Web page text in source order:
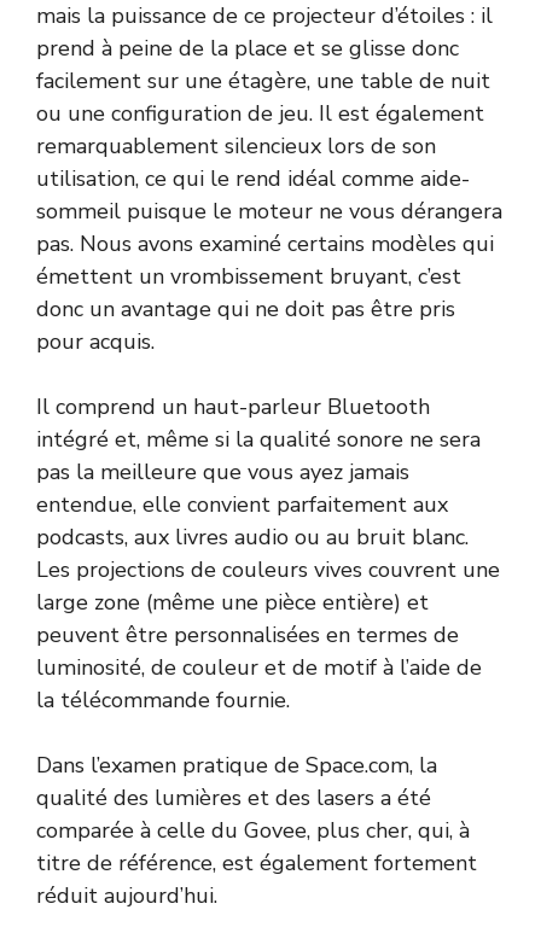
mais la puissance de ce projecteur d’étoiles : il
prend à peine de la place et se glisse donc
facilement sur une étagère, une table de nuit
ou une configuration de jeu. Il est également
remarquablement silencieux lors de son
utilisation, ce qui le rend idéal comme aide-
sommeil puisque le moteur ne vous dérangera
pas. Nous avons examiné certains modèles qui
émettent un vrombissement bruyant, c’est
donc un avantage qui ne doit pas être pris
pour acquis.
Il comprend un haut-parleur Bluetooth
intégré et, même si la qualité sonore ne sera
pas la meilleure que vous ayez jamais
entendue, elle convient parfaitement aux
podcasts, aux livres audio ou au bruit blanc.
Les projections de couleurs vives couvrent une
large zone (même une pièce entière) et
peuvent être personnalisées en termes de
luminosité, de couleur et de motif à l’aide de
la télécommande fournie.
Dans l’examen pratique de Space.com, la
qualité des lumières et des lasers a été
comparée à celle du Govee, plus cher, qui, à
titre de référence, est également fortement
réduit aujourd’hui.